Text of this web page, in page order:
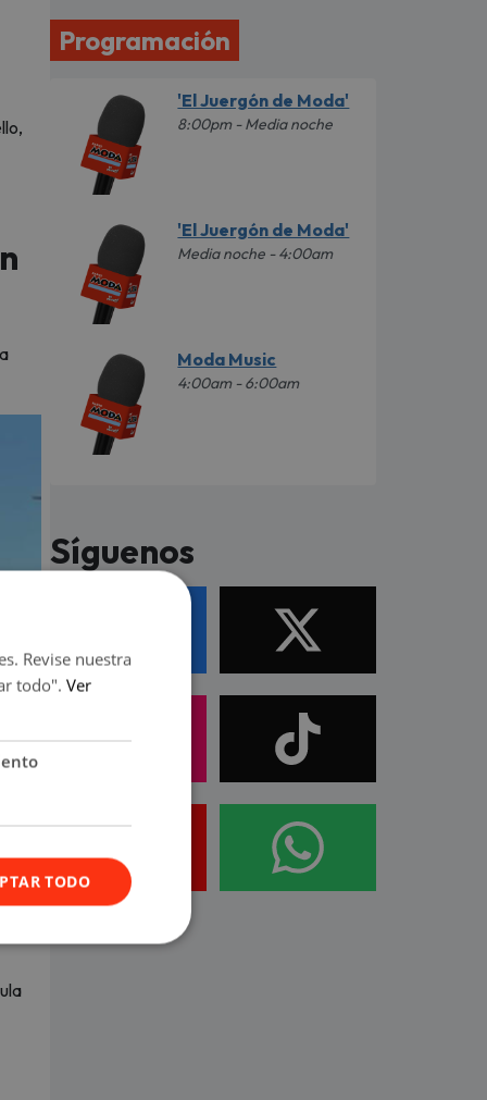
Programación
'El Juergón de Moda'
8:00pm - Media noche
'El Juergón de Moda'
Media noche - 4:00am
Moda Music
4:00am - 6:00am
Síguenos
Revise nuestra
todo". Ver
TODO